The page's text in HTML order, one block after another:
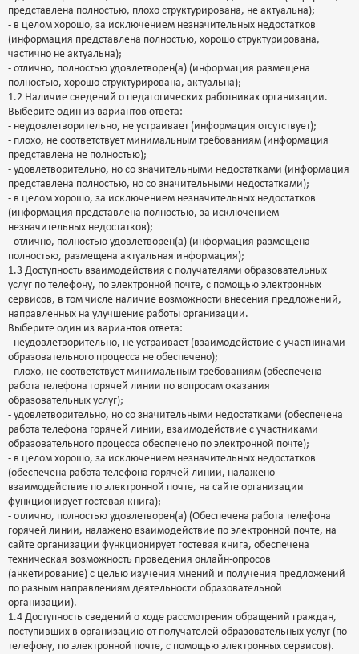
представлена полностью, плохо структурирована, не актуальна);
- в целом хорошо, за исключением незначительных недостатков
(информация представлена полностью, хорошо структурирована,
частично не актуальна);
- отлично, полностью удовлетворен(а) (информация размещена
полностью, хорошо структурирована, актуальна);
1.2 Наличие сведений о педагогических работниках организации.
Выберите один из вариантов ответа:
- неудовлетворительно, не устраивает (информация отсутствует);
- плохо, не соответствует минимальным требованиям (информация
представлена не полностью);
- удовлетворительно, но со значительными недостатками (информация
представлена полностью, но со значительными недостатками);
- в целом хорошо, за исключением незначительных недостатков
(информация представлена полностью, за исключением
незначительных недостатков);
- отлично, полностью удовлетворен(а) (информация размещена
полностью, размещена актуальная информация);
1.3 Доступность взаимодействия с получателями образовательных
услуг по телефону, по электронной почте, с помощью электронных
сервисов, в том числе наличие возможности внесения предложений,
направленных на улучшение работы организации.
Выберите один из вариантов ответа:
- неудовлетворительно, не устраивает (взаимодействие с участниками
образовательного процесса не обеспечено);
- плохо, не соответствует минимальным требованиям (обеспечена
работа телефона горячей линии по вопросам оказания
образовательных услуг);
- удовлетворительно, но со значительными недостатками (обеспечена
работа телефона горячей линии, взаимодействие с участниками
образовательного процесса обеспечено по электронной почте);
- в целом хорошо, за исключением незначительных недостатков
(обеспечена работа телефона горячей линии, налажено
взаимодействие по электронной почте, на сайте организации
функционирует гостевая книга);
- отлично, полностью удовлетворен(а) (Обеспечена работа телефона
горячей линии, налажено взаимодействие по электронной почте, на
сайте организации функционирует гостевая книга, обеспечена
техническая возможность проведения онлайн-опросов
(анкетирование) с целью изучения мнений и получения предложений
по разным направлениям деятельности образовательной
организации).
1.4 Доступность сведений о ходе рассмотрения обращений граждан,
поступивших в организацию от получателей образовательных услуг (по
телефону, по электронной почте, с помощью электронных сервисов).